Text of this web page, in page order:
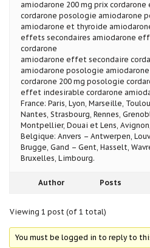
amiodarone 200 mg prix
cordarone posologie amiodarone
amiodarone et thyroide
effets secondaires amiodarone
cordarone
amiodarone effet secondaire
amiodarone posologie
cordarone 200 mg posologie
effet indesirable cordarone
France: Paris, Lyon, Marseille,
Nantes, Strasbourg, Rennes,
Montpellier, Douai et Lens,
Belgique: Anvers – Antwerpen,
Brugge, Gand – Gent, Hasselt,
Bruxelles, Limbourg.
Author Posts
Viewing 1 post (of 1 total)
You must be logged in to reply to